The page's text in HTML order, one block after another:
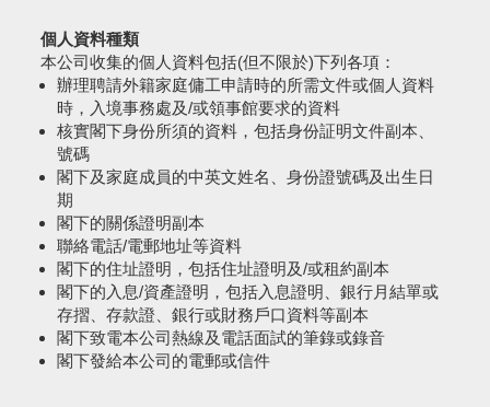
個人資料種類
本公司收集的個人資料包括(但不限於)下列各項：
辦理聘請外籍家庭傭工申請時的所需文件或個人資料
時，入境事務處及/或領事館要求的資料
核實閣下身份所須的資料，包括身份証明文件副本、
號碼
閣下及家庭成員的中英文姓名、身份證號碼及出生日
期
閣下的關係證明副本
聯絡電話/電郵地址等資料
閣下的住址證明，包括住址證明及/或租約副本
閣下的入息/資產證明，包括入息證明、銀行月結單或
存摺、存款證、銀行或財務戶口資料等副本
閣下致電本公司熱線及電話面試的筆錄或錄音
閣下發給本公司的電郵或信件